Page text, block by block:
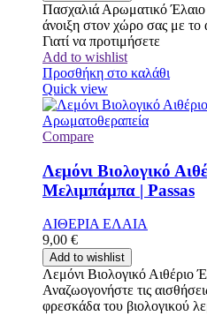
Πασχαλιά Αρωματικό
άνοιξη στον χώρο σας με το
Γιατί να προτιμήσετε
Add to wishlist
Προσθήκη στο καλάθι
Quick view
Compare
Λεμόνι Βιολογικό
Μελιμπάμπα | Passas
ΑΙΘΕΡΙΑ ΕΛΑΙΑ
9,00 €
Add to wishlist
Λεμόνι Βιολογικό Αιθέριο
Αναζωογονήστε τις
φρεσκάδα του βιολογικού